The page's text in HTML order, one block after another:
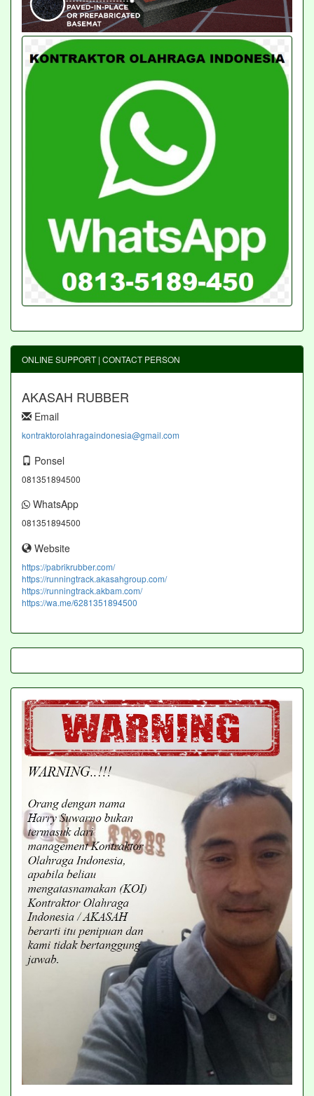
ONLINE SUPPORT | CONTACT PERSON
AKASAH RUBBER
Email
kontraktorolahragaindonesia@gmail.com
Ponsel
081351894500
WhatsApp
081351894500
Website
https://pabrikrubber.com/
https://runningtrack.akasahgroup.com/
https://runningtrack.akbam.com/
https://wa.me/6281351894500